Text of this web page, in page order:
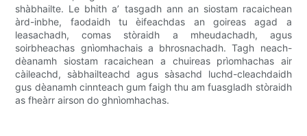
shàbhailte. Le bhith a’ tasgadh ann an siostam racaichean
àrd-inbhe, faodaidh tu èifeachdas an goireas agad a
leasachadh, comas stòraidh a mheudachadh, agus
soirbheachas gnìomhachais a bhrosnachadh. Tagh neach-
dèanamh siostam racaichean a chuireas prìomhachas air
càileachd, sàbhailteachd agus sàsachd luchd-cleachdaidh
gus dèanamh cinnteach gum faigh thu am fuasgladh stòraidh
as fheàrr airson do ghnìomhachas.